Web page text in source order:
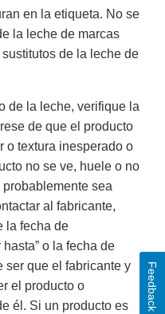
en la etiqueta. No se
la leche de marcas
de la leche de
de la leche, verifique la
de que el producto
o textura inesperado o
no se ve, huele o no
sea
al fabricante,
la fecha de
o la fecha de
ser que el fabricante y
el producto o
él. Si un producto es
Feedback